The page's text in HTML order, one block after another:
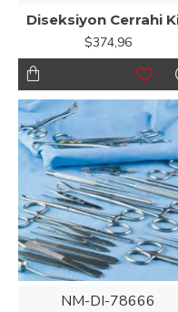
Diseksiyon Cerrahi
$374,96
NM-DI-78666